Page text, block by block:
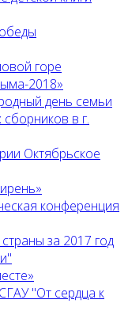
горе
2018»
день семьи
в г.
Октябрьское
конференция
за 2017 год
"От сердца к